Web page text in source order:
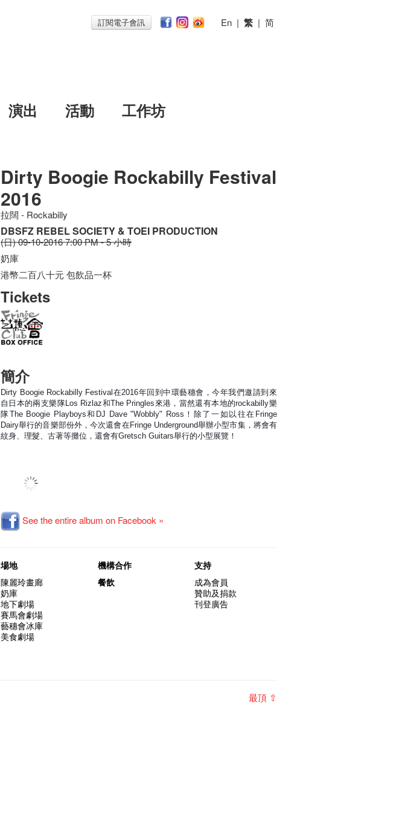
訂閱電子會訊 En | 繁 | 简
演出 活動
工作坊
Dirty Boogie Rockabilly Festival
2016
拉闊 - Rockabilly
DBSFZ REBEL SOCIETY & TOEI PRODUCTION
(日) 09-10-2016 7:00 PM - 5 小時
奶庫
港幣二百八十元 包飲品一杯
Tickets
簡介
Dirty Boogie Rockabilly Festival在2016年回到中環藝穗會，今年我們邀請到來
自日本的兩支樂隊Los Rizlaz和The Pringles來港， 當然還有本地的rockabilly樂
隊The Boogie Playboys和DJ Dave "Wobbly" Ross！除了一如以往在Fringe
Dairy舉行的音樂部份外，今次還會在Fringe Underground舉辦小型市集，將會有
紋身、理髮、古著等攤位，還會有Gretsch Guitars舉行的小型展覽！
See the entire album on Facebook »
場地
陳麗玲畫廊
奶庫
地下劇場
賽馬會劇場
藝穗會冰庫
美食劇場
機構合作
餐飲
支持
成為會員
贊助及捐款
刊登廣告
最頂 ⇧